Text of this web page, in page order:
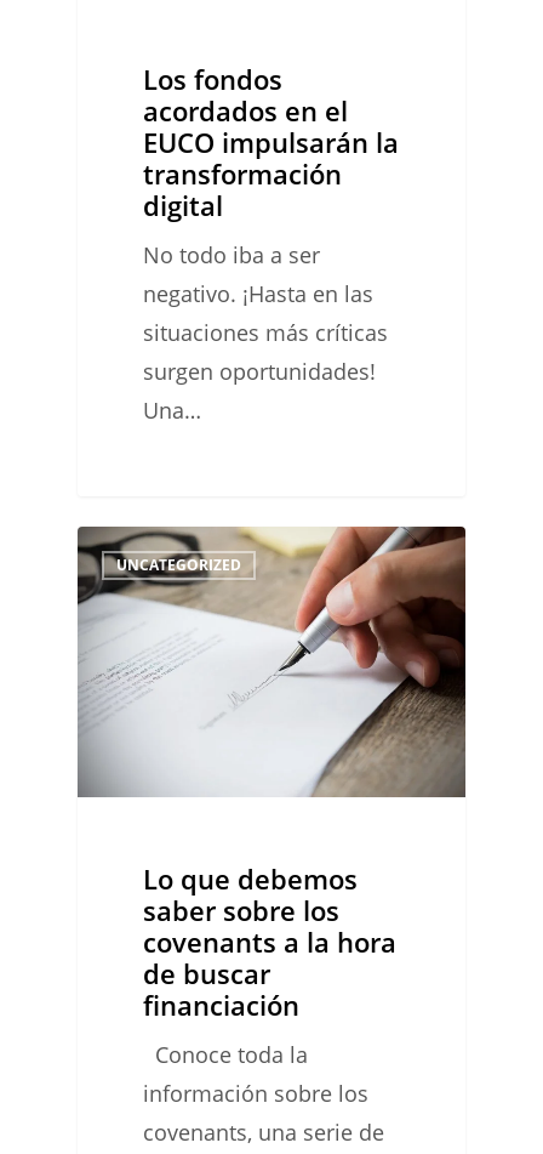
Los fondos
acordados en el
EUCO impulsarán la
transformación
digital
No todo iba a ser
negativo. ¡Hasta en las
situaciones más críticas
surgen oportunidades!
Una…
Lo
que
debemos
saber
sobre
buscar
financiación
UNCATEGORIZED
Lo que debemos
saber sobre los
covenants a la hora
de buscar
financiación
Conoce toda la
información sobre los
covenants, una serie de
0